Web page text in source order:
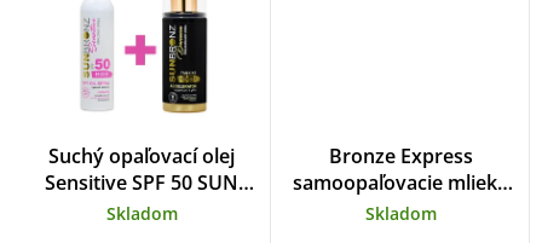
Suchý opaľovací olej
Sensitive SPF 50 SUN
BRONZ 90 ml
Skladom
Bronze Express
samoopaľovacie mlieko
Medium 300 ml
Skladom